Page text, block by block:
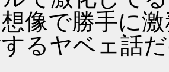
像で勝手に
るヤベェ話